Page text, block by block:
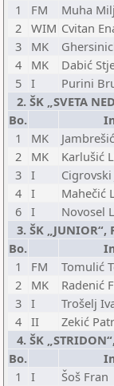
1
FM Muha
2 WIM Cvitan
3
MK
4
MK Dabić
5 I Purini
2. ŠK „SVETA
Bo.
1
MK
2
MK Karlušić
3 I Cigrovski
4 I Mahečić
6 I Novosel
3. ŠK
Bo.
1
FM Tomulić
2
MK Radenić
3 I Trošelj
4 II Zekić
4. ŠK
Bo.
1
I Šoš Fran